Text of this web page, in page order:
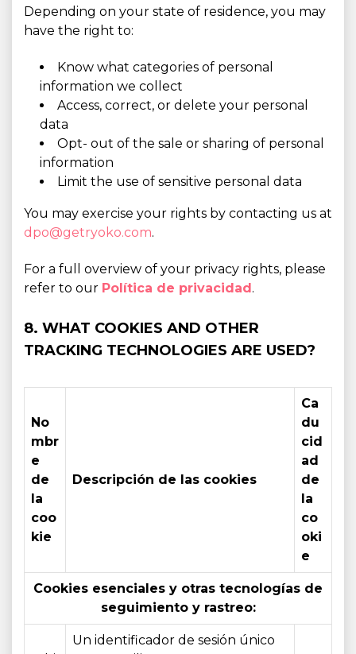
Depending on your state of residence, you may
have the right to:
Know what categories of personal
information we collect
Access, correct, or delete your personal
data
Opt- out of the sale or sharing of personal
information
Limit the use of sensitive personal data
You may exercise your rights by contacting us at
dpo@getryoko.com.
For a full overview of your privacy rights, please
refer to our Política de privacidad.
8. WHAT COOKIES AND OTHER
TRACKING TECHNOLOGIES ARE USED?
No
mbr
e
de
la
coo
kie
Descripción de las cookies
Ca
du
cid
ad
de
la
co
oki
e
Cookies esenciales y otras tecnologías de
seguimiento y rastreo:
Un identificador de sesión único